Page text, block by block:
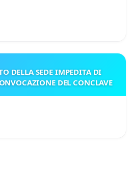
DELLA SEDE IMPEDITA DI
DEL CONCLAVE